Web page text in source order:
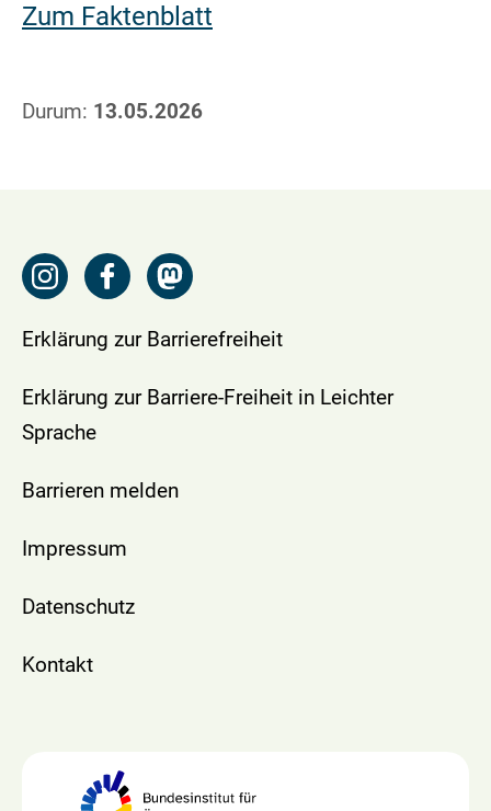
Zum Faktenblatt
Durum: 13.05.2026
Erklärung zur Barrierefreiheit
Erklärung zur Barriere-Freiheit in Leichter
Sprache
Barrieren melden
Impressum
Datenschutz
Kontakt